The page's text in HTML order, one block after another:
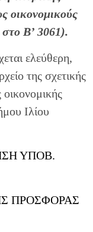
οικονομικούς
Β’ 3061).
ελεύθερη,
της σχετικής
Ιλίου
ΥΠΟΒ.
ΠΡΟΣΦΟΡΑΣ